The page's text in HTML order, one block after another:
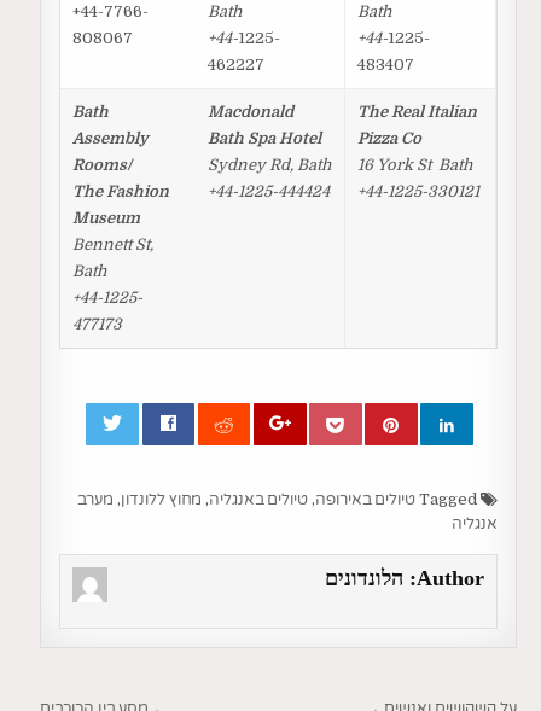
Bath
+44-1225-
483407
Bath
+44-1225-
462227
+44-7766-
808067
The Real Italian
Pizza Co
16 York St Bath
+44-1225-330121
Macdonald
Bath Spa Hotel
Sydney Rd, Bath
+44-1225-444424
Bath
Assembly
Rooms/
The Fashion
Museum
Bennett St,
Bath
+44-1225-
477173
טיולים באירופה, טיולים באנגליה, מחוץ ללונדון, מערב
אנגליה
Author: הלונדונים